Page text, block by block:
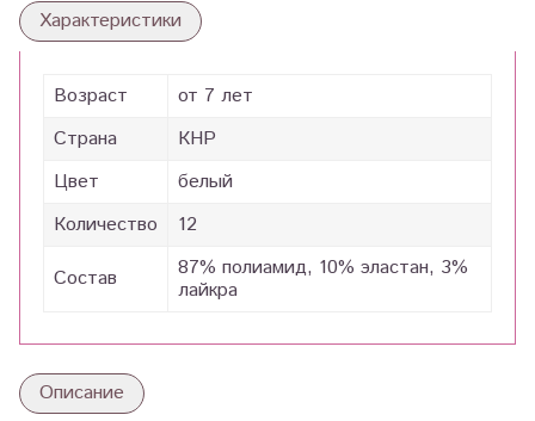
Характеристики
Возраст
от 7 лет
Страна
КНР
Цвет
белый
Количество
12
Состав
87% полиамид, 10% эластан, 3%
лайкра
Описание